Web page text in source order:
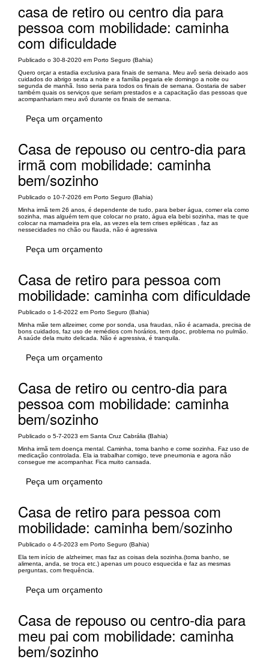
casa de retiro ou centro dia para
pessoa com mobilidade: caminha
com dificuldade
Publicado o 30-8-2020 em Porto Seguro (Bahia)
Quero orçar a estadia exclusiva para finais de semana. Meu avô seria deixado aos
cuidados do abrigo sexta a noite e a família pegaria ele domingo a noite ou
segunda de manhã. Isso seria para todos os finais de semana. Gostaria de saber
também quais os serviços que seriam prestados e a capacitação das pessoas que
acompanhariam meu avô durante os finais de semana.
Peça um orçamento
Casa de repouso ou centro-dia para
irmã com mobilidade: caminha
bem/sozinho
Publicado o 10-7-2026 em Porto Seguro (Bahia)
Minha irmã tem 26 anos, é dependente de tudo, para beber água, comer ela como
sozinha, mas alguém tem que colocar no prato, água ela bebi sozinha, mas te que
colocar na mamadeira pra ela, as vezes ela tem crises epiléticas , faz as
nessecidades no chão ou flauda, não é agressiva
Peça um orçamento
Casa de retiro para pessoa com
mobilidade: caminha com dificuldade
Publicado o 1-6-2022 em Porto Seguro (Bahia)
Minha mãe tem allzeimer, come por sonda, usa fraudas, não é acamada, precisa de
bons cuidados, faz uso de remédios com horários, tem dpoc, problema no pulmão.
A saúde dela muito delicada. Não é agressiva, é tranquila.
Peça um orçamento
Casa de retiro ou centro-dia para
pessoa com mobilidade: caminha
bem/sozinho
Publicado o 5-7-2023 em Santa Cruz Cabrália (Bahia)
Minha irmã tem doença mental. Caminha, toma banho e come sozinha. Faz uso de
medicação controlada. Ela ia trabalhar comigo, teve pneumonia e agora não
consegue me acompanhar. Fica muito cansada.
Peça um orçamento
Casa de retiro para pessoa com
mobilidade: caminha bem/sozinho
Publicado o 4-5-2023 em Porto Seguro (Bahia)
Ela tem início de alzheimer, mas faz as coisas dela sozinha.(toma banho, se
alimenta, anda, se troca etc.) apenas um pouco esquecida e faz as mesmas
perguntas, com frequência.
Peça um orçamento
Casa de repouso ou centro-dia para
meu pai com mobilidade: caminha
bem/sozinho